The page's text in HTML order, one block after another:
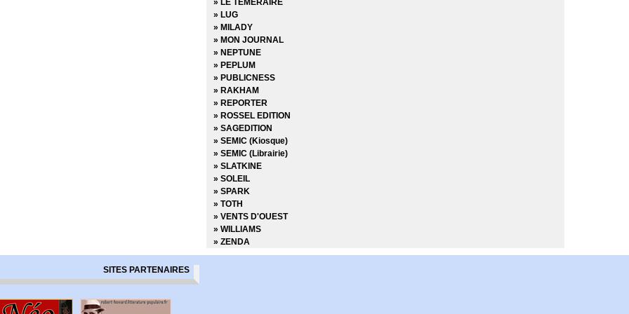
» LUG
» MILADY
» MON JOURNAL
» NEPTUNE
» PEPLUM
» PUBLICNESS
» RAKHAM
» REPORTER
» ROSSEL EDITION
» SAGEDITION
» SEMIC (Kiosque)
» SEMIC (Librairie)
» SLATKINE
» SOLEIL
» SPARK
» TOTH
» VENTS D'OUEST
» WILLIAMS
» ZENDA
SITES PARTENAIRES